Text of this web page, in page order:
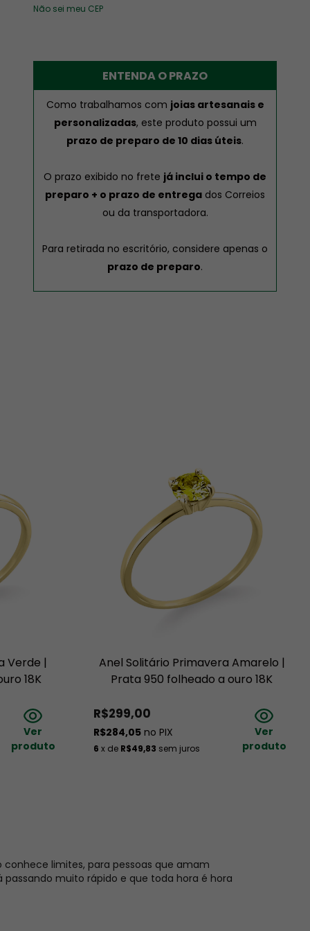
Não sei meu CEP
ENTENDA O PRAZO
Como trabalhamos com joias artesanais e
personalizadas, este produto possui um
prazo de preparo de 10 dias úteis.
O prazo exibido no frete já inclui o tempo de
preparo + o prazo de entrega dos Correios
ou da transportadora.
Para retirada no escritório, considere apenas o
prazo de preparo.
Verde |
18K
Ver
produto
Anel Solitário Primavera Amarelo |
Prata 950 folheado a ouro 18K
R$299,00
R$284,05 no PIX
6 x de R$49,83 sem juros
Ver
produto
limites, para pessoas que amam
muito rápido e que toda hora é hora